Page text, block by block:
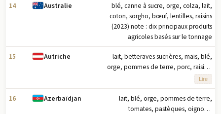
14 Australie
blé, canne à sucre, orge, colza, lait,
coton, sorgho, bœuf, lentilles, raisins
(2023) note : dix principaux produits
agricoles basés sur le tonnage
15 Autriche
lait, betteraves sucrières, maïs, blé,
orge, pommes de terre, porc, raisins,
triticale, soja (2023) note : dix
principaux produits agricoles basés
sur le tonnage
Lire
16 Azerbaïdjan
lait, blé, orge, pommes de terre,
tomates, pastèques, oignons,